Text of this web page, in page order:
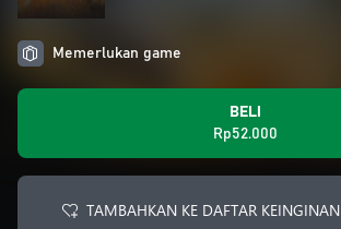
Memerlukan game
BELI
Rp52.000
TAMBAHKAN KE DAFTAR KEINGINAN